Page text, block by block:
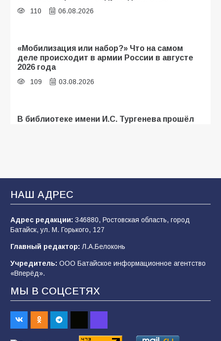
110 06.08.2026
«Мобилизация или набор?» Что на самом
деле происходит в армии России в августе
2026 года
109 03.08.2026
В библиотеке имени И.С. Тургенева прошёл
В Батайске продолжаются дорожные работы
107 04.08.2026
строительные профессии в ходе
спортивного праздника
90
Командовал боем до последнего: герой
Евгений Остапенко
05.08.2026
НАШ АДРЕС
Адрес редакции: 346880, Ростовская область, город
Батайск, ул. М. Горького, 127
Главный редактор: Л.А.Белоконь
Учредитель: ООО Батайское информационное агентство
«Вперёд».
МЫ В СОЦСЕТЯХ